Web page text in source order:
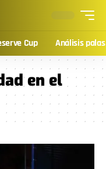
Cup Análisis palas
en el